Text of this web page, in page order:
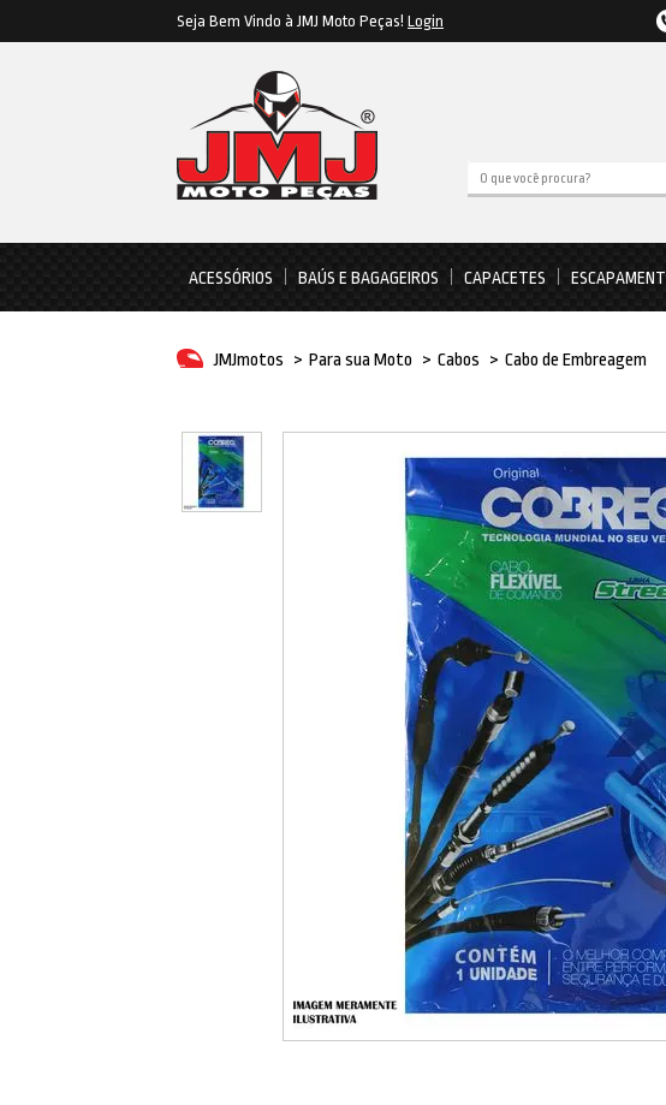
Seja Bem Vindo à JMJ Moto Peças! Login
ACESSÓRIOS BAÚS E BAGAGEIROS CAPACETES
JMJmotos > Para sua Moto > Cabos > Cabo de Embreagem